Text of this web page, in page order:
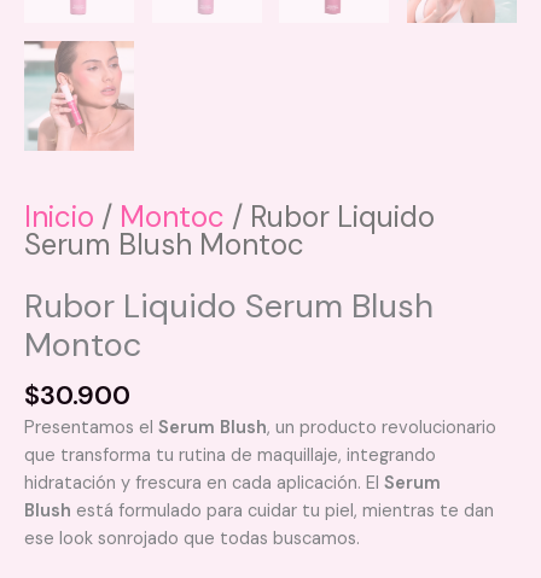
Inicio / Montoc / Rubor Liquido
Serum Blush Montoc
Rubor Liquido Serum Blush
Montoc
$30.900
Presentamos el Serum Blush, un producto revolucionario
que transforma tu rutina de maquillaje, integrando
hidratación y frescura en cada aplicación. El Serum
Blush está formulado para cuidar tu piel, mientras te dan
ese look sonrojado que todas buscamos.